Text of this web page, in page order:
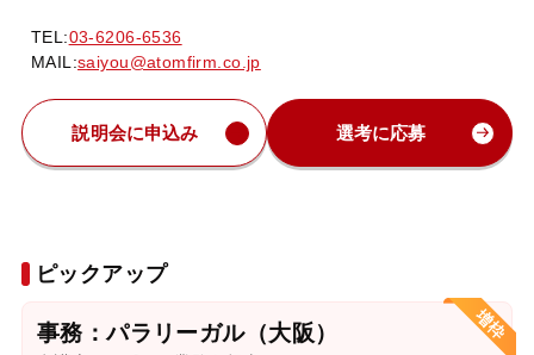
TEL:03-6206-6536
MAIL:saiyou@atomfirm.co.jp
説明会に申込み 選考に応募
ピックアップ
事務：パラリーガル（大阪）